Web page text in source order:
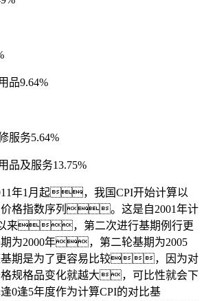
品9.64%
服务5.64%
品及服务13.75%
年1月起，我国CPI开始计算以
价格指数序列。这是自2001年计
以来，第二次进行基期例行更
2000年，第二轮基期为2005
是为了更容易比较，因为对
规格品变化就越大，可比性就会下
5年度作为计算CPI的对比基